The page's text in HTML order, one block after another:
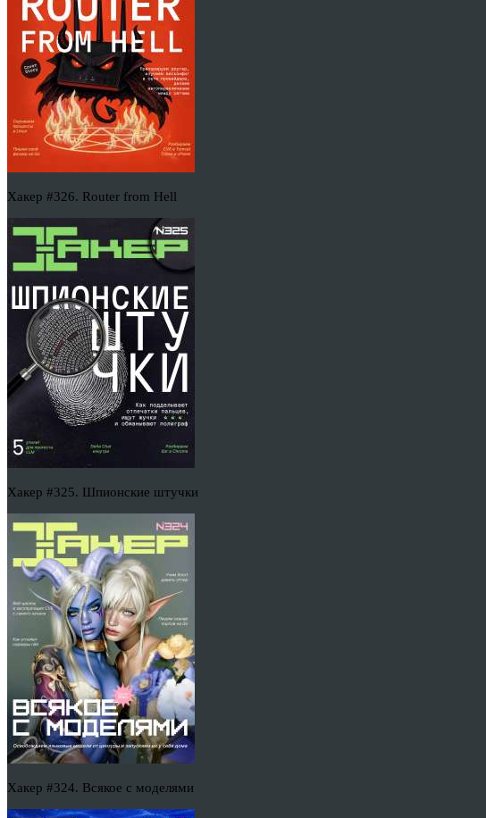
Хакер #326. Router from Hell
Хакер #325. Шпионские штучки
Хакер #324. Всякое с моделями